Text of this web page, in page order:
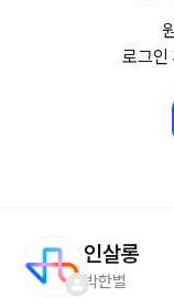
로그인
인살롱
박한별